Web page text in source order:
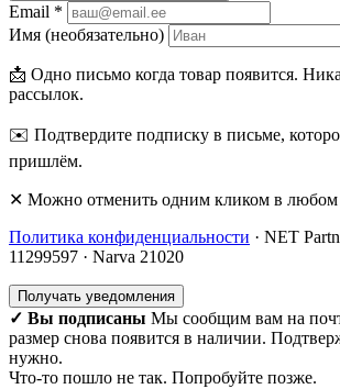
Email *
Имя (необязательно)
📩 Одно письмо когда товар появится.
рассылок.
✉️ Подтвердите подписку в письме,
пришлём.
✕ Можно отменить одним кликом в любом
Политика конфиденциальности · NET
11299597 · Narva 21020
Получать уведомления
✓ Вы подписаны Мы сообщим вам на
размер снова появится в наличии.
нужно.
Что-то пошло не так. Попробуйте позже.